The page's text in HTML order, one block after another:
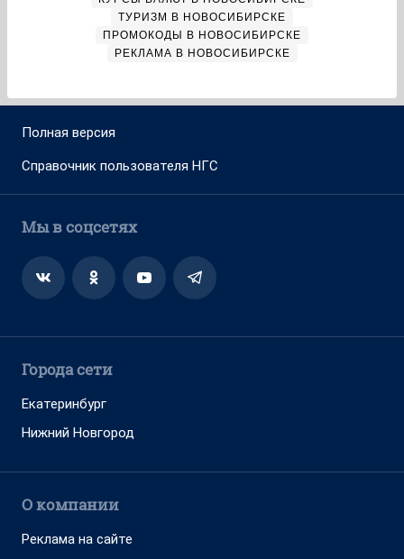
ТУРИЗМ В НОВОСИБИРСКЕ
ПРОМОКОДЫ В НОВОСИБИРСКЕ
РЕКЛАМА В НОВОСИБИРСКЕ
Полная версия
Справочник пользователя НГС
Мы в соцсетях
Города сети
Екатеринбург
Нижний Новгород
О компании
Реклама на сайте